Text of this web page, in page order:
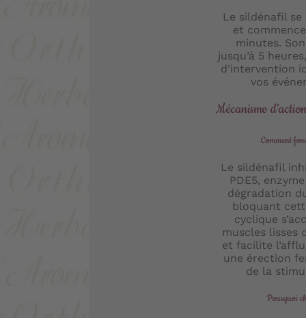
Le sildénafil
et
minutes.
jusqu’à 5
d’intervention
vos
Mécanisme
Comment
Le sildénafil
PDE5,
dégradation
bloquant
cyclique
muscles lisses
et facilite
une érection
de la
Pourquoi